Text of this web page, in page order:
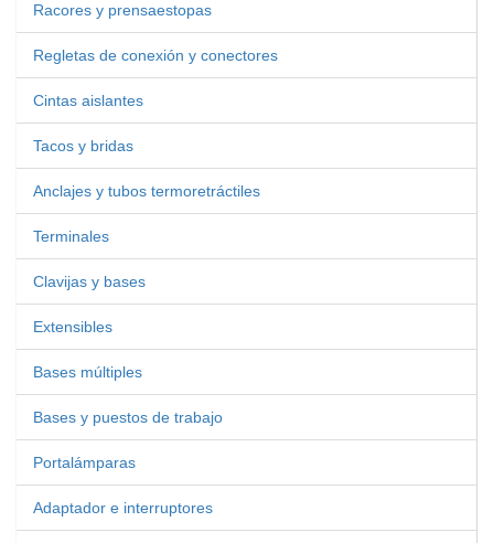
Racores y prensaestopas
Regletas de conexión y conectores
Cintas aislantes
Tacos y bridas
Anclajes y tubos termoretráctiles
Terminales
Clavijas y bases
Extensibles
Bases múltiples
Bases y puestos de trabajo
Portalámparas
Adaptador e interruptores